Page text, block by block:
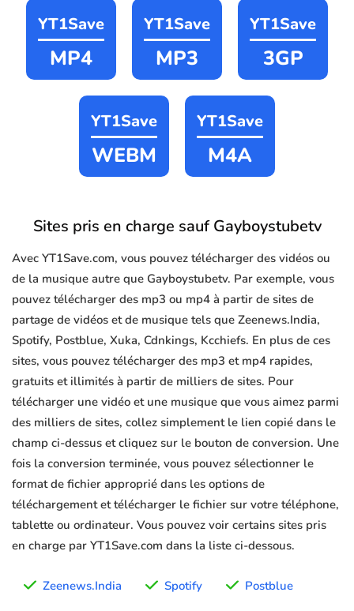
YT1Save
MP4
YT1Save
MP3
YT1Save
3GP
YT1Save
WEBM
YT1Save
M4A
Sites pris en charge sauf Gayboystubetv
Avec YT1Save.com, vous pouvez télécharger des vidéos ou
de la musique autre que Gayboystubetv. Par exemple, vous
pouvez télécharger des mp3 ou mp4 à partir de sites de
partage de vidéos et de musique tels que Zeenews.India,
Spotify, Postblue, Xuka, Cdnkings, Kcchiefs. En plus de ces
sites, vous pouvez télécharger des mp3 et mp4 rapides,
gratuits et illimités à partir de milliers de sites. Pour
télécharger une vidéo et une musique que vous aimez parmi
des milliers de sites, collez simplement le lien copié dans le
champ ci-dessus et cliquez sur le bouton de conversion. Une
fois la conversion terminée, vous pouvez sélectionner le
format de fichier approprié dans les options de
téléchargement et télécharger le fichier sur votre téléphone,
tablette ou ordinateur. Vous pouvez voir certains sites pris
en charge par YT1Save.com dans la liste ci-dessous.
Zeenews.India Spotify Postblue